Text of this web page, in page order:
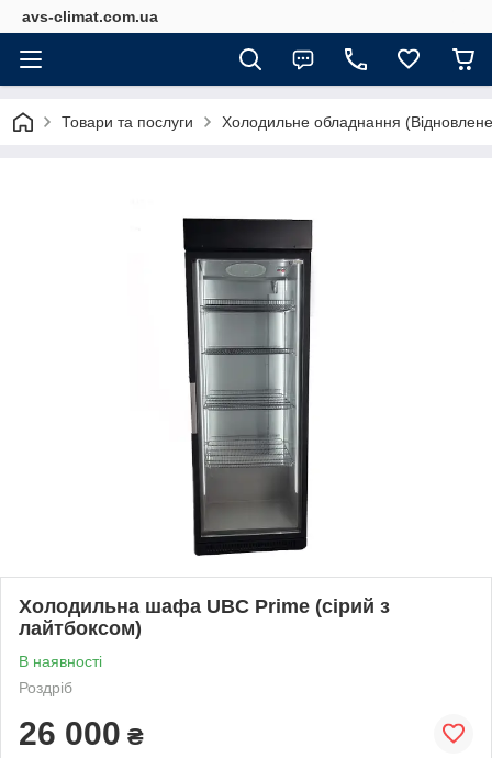
avs-climat.com.ua
Товари та послуги Холодильне обладнання
Холодильна шафа UBC Prime (сірий з
лайтбоксом)
В наявності
Роздріб
26 000 ₴